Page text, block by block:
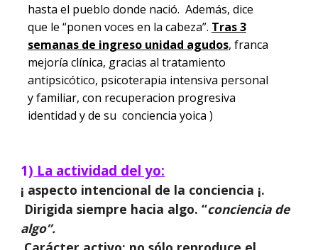
hasta el pueblo donde nació. Además, dice
que le “ponen voces en la cabeza”. Tras 3
semanas de ingreso unidad agudos, franca
mejoría clínica, gracias al tratamiento
antipsicótico, psicoterapia intensiva personal
y familiar, con recuperacion progresiva
identidad y de su conciencia yoica )
1) La actividad del yo:
¡ aspecto intencional de la conciencia ¡.
Dirigida siempre hacia algo. “conciencia de
algo”.